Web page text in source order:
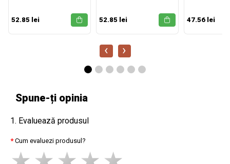
52.85 lei 52.85 lei 47.56 lei
‹ ›
Spune-ți opinia
1. Evaluează produsul
Cum evaluezi produsul?